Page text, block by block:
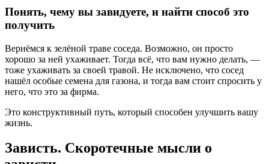
Понять, чему вы завидуете, и найти способ это
получить
Вернёмся к зелёной траве соседа. Возможно, он просто
хорошо за ней ухаживает. Тогда всё, что вам нужно делать, —
тоже ухаживать за своей травой. Не исключено, что сосед
нашёл особые семена для газона, и тогда вам стоит спросить у
него, что это за фирма.
Это конструктивный путь, который способен улучшить вашу
жизнь.
Зависть. Скоротечные мысли о